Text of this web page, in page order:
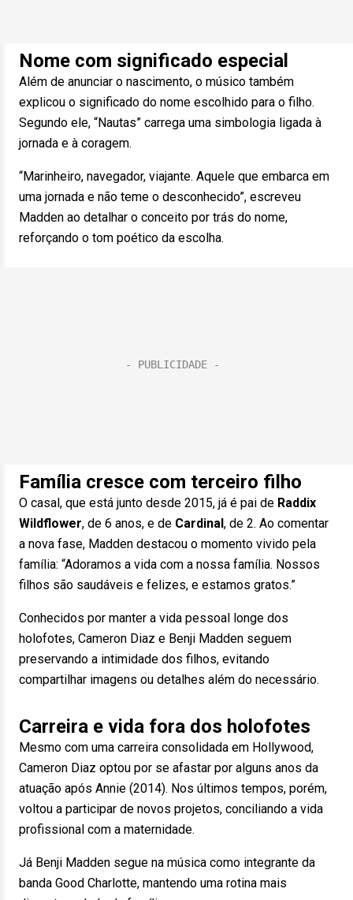
Nome com significado especial
Além de anunciar o nascimento, o músico também
explicou o significado do nome escolhido para o filho.
Segundo ele, “Nautas” carrega uma simbologia ligada à
jornada e à coragem.
“Marinheiro, navegador, viajante. Aquele que embarca em
uma jornada e não teme o desconhecido”, escreveu
Madden ao detalhar o conceito por trás do nome,
reforçando o tom poético da escolha.
Família cresce com terceiro filho
O casal, que está junto desde 2015, já é pai de Raddix
Wildflower, de 6 anos, e de Cardinal, de 2. Ao comentar
a nova fase, Madden destacou o momento vivido pela
família: “Adoramos a vida com a nossa família. Nossos
filhos são saudáveis e felizes, e estamos gratos.”
Conhecidos por manter a vida pessoal longe dos
holofotes, Cameron Diaz e Benji Madden seguem
preservando a intimidade dos filhos, evitando
compartilhar imagens ou detalhes além do necessário.
Carreira e vida fora dos holofotes
Mesmo com uma carreira consolidada em Hollywood,
Cameron Diaz optou por se afastar por alguns anos da
atuação após Annie (2014). Nos últimos tempos, porém,
voltou a participar de novos projetos, conciliando a vida
profissional com a maternidade.
Já Benji Madden segue na música como integrante da
banda Good Charlotte, mantendo uma rotina mais